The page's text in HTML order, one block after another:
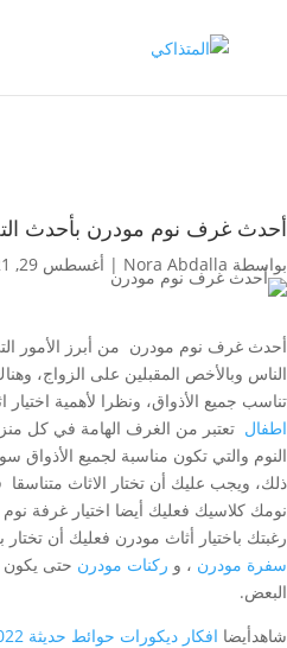
أحدث غرف نوم مودرن بأحدث
بواسطة Nora Abdalla
| أغسطس 29, 2021
أحدث غرف نوم مودرن من أبرز الأمور
الناس وبالأخص المقبلين على الزواج،
تناسب جميع الأذواق، ونظرا لأهمية
اطفال تعتبر من الغرف الهامة في كل
النوم والتي تكون مناسبة لجميع الأذواق
ذلك، ويجب عليك أن تختار الاثاث
نومك كلاسيك فعليك أيضا اختيار غرفة
رغبتك باختيار أثاث مودرن فعليك أن تختار
سفرة مودرن ، و ركنات مودرن حتى يكون
البعض.
شاهدأيضا افكار ديكورات حوائط حديثة 2022